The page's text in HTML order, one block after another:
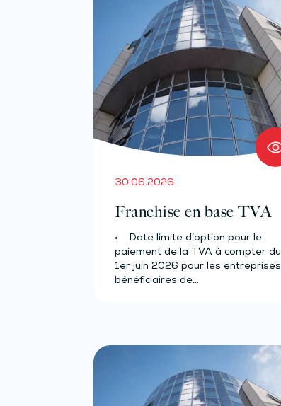
30.06.2026
Franchise en base TVA
• Date limite d’option pour le
paiement de la TVA à compter du
1er juin 2026 pour les entreprises
bénéficiaires de…